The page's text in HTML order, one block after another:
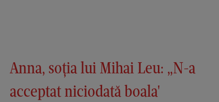
Anna, soția lui Mihai Leu: „N-a
acceptat niciodată boala'